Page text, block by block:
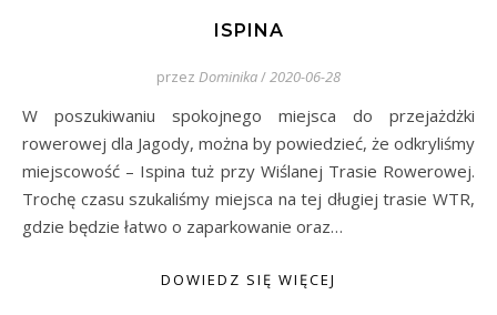
ISPINA
przez Dominika/2020-06-28
W poszukiwaniu spokojnego miejsca do przejażdżki
rowerowej dla Jagody, można by powiedzieć, że odkryliśmy
miejscowość – Ispina tuż przy Wiślanej Trasie Rowerowej.
Trochę czasu szukaliśmy miejsca na tej długiej trasie WTR,
gdzie będzie łatwo o zaparkowanie oraz…
DOWIEDZ SIĘ WIĘCEJ